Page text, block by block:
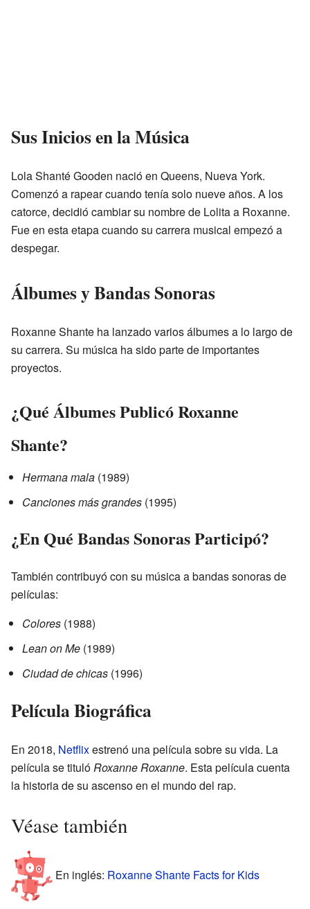
Sus Inicios en la Música
Lola Shanté Gooden nació en Queens, Nueva York.
Comenzó a rapear cuando tenía solo nueve años. A los
catorce, decidió cambiar su nombre de Lolita a Roxanne.
Fue en esta etapa cuando su carrera musical empezó a
despegar.
Álbumes y Bandas Sonoras
Roxanne Shante ha lanzado varios álbumes a lo largo de
su carrera. Su música ha sido parte de importantes
proyectos.
¿Qué Álbumes Publicó Roxanne
Shante?
Hermana mala (1989)
Canciones más grandes (1995)
¿En Qué Bandas Sonoras Participó?
También contribuyó con su música a bandas sonoras de
películas:
Colores (1988)
Lean on Me (1989)
Ciudad de chicas (1996)
Película Biográfica
En 2018, Netflixestrenó una película sobre su vida. La
película se titulóRoxanne Roxanne. Esta película cuenta
la historia de su ascenso en el mundo del rap.
Véase también
En inglés: Roxanne Shante Facts for Kids